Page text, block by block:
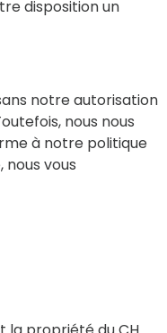
disposition un
notre autorisation
nous nous
à notre politique
nous vous